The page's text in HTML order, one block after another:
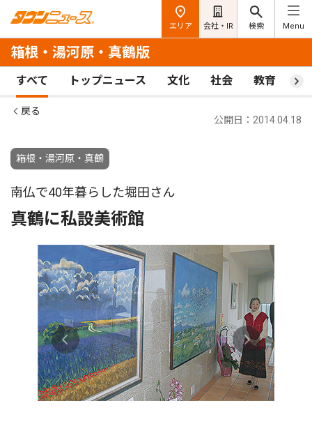
エリア 会社・IR 検索 Menu
箱根・湯河原・真鶴版
すべて トップニュース 文化 社会 教育 ス
戻る
箱根・湯河原・真鶴
公開日：2014.04.18
南仏で40年暮らした堀田さん
真鶴に私設美術館